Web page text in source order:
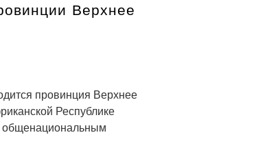
Верхнее
провинция Верхнее
Республике
общенациональным